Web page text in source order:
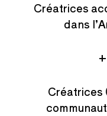
Créatrices
dans
Créatrices